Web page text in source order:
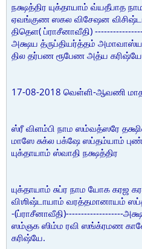
நக்ஷத்திர யுக்தாயாம் வ்யதீபாத
ஏவங்குண ஸகல விசேஷன
திதெள( ப்ராசீனாவீதி)
அக்ஷய த்ருப்தியர்த்தம்
தில தர்பண ரூபேண அத்ய
17-08-2018 வெள்ளி-ஆவணி மாத
ஸ்ரீ விளம்பி நாம ஸம்வத்ஸரே
மாஸே சுக்ல பக்ஷே ஸப்தம்யாம்
யுக்தாயாம் ஸ்வாதி நக்ஷத்திர
யுக்தாயாம் சுப்ர நாம யோக
விஶிஷ்டாயாம் வரத்தமானாயம்
-(ப்ராசீனாவீதி)-------------------
ஸம்ஞக ஸிம்ம ரவி ஸங்க்ரமண
கரிஷ்யே.